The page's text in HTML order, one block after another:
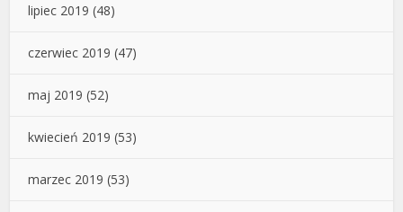
lipiec 2019 (48)
czerwiec 2019 (47)
maj 2019 (52)
kwiecień 2019 (53)
marzec 2019 (53)